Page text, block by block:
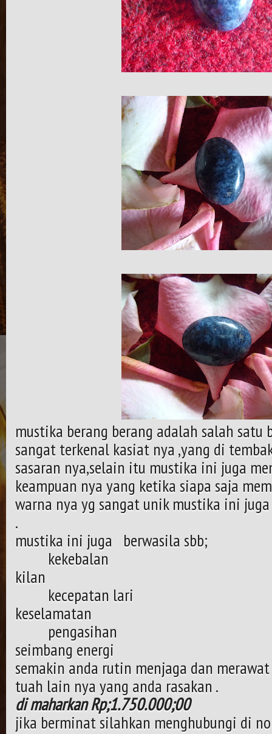
mustika berang berang adalah salah satu
sangat terkenal kasiat nya ,yang di
sasaran nya,selain itu mustika ini juga
keampuan nya yang ketika siapa saja
warna nya yg sangat unik mustika ini
.
mustika ini juga berwasila sbb;
kekebalan
kilan
keselamatan
seimbang energi
semakin anda rutin menjaga dan
tuah lain nya yang anda rasakan .
di maharkan Rp;1.750.000;00
jika berminat silahkan menghubungi di